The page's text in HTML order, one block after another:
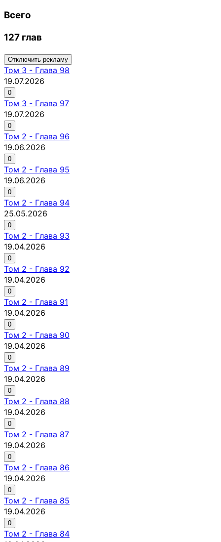
Всего
127 глав
Отключить рекламу
Том 3 - Глава 98
19.07.2026
0
Том 3 - Глава 97
19.07.2026
0
Том 2 - Глава 96
19.06.2026
0
Том 2 - Глава 95
19.06.2026
0
Том 2 - Глава 94
25.05.2026
0
Том 2 - Глава 93
19.04.2026
0
Том 2 - Глава 92
19.04.2026
0
Том 2 - Глава 91
19.04.2026
0
Том 2 - Глава 90
19.04.2026
0
Том 2 - Глава 89
19.04.2026
0
Том 2 - Глава 88
19.04.2026
0
Том 2 - Глава 87
19.04.2026
0
Том 2 - Глава 86
19.04.2026
0
Том 2 - Глава 85
19.04.2026
0
Том 2 - Глава 84